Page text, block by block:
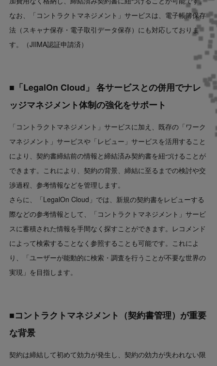
なお、「コントラクトマネジメント」サービスは、電子帳簿保存
法（スキャナ保存・電子取引データ保存）にも対応しておりま
す。（JIIMA認証申請済）
■「LegalOn Cloud」 各サービスとの併用でナレ
ッジマネジメント体制の強化をサポート
「コントラクトマネジメント」サービスに加え、既存の「ワーク
マネジメント」サービスや「レビュー」サービスを活用すること
により、契約書締結前の情報と締結済み契約書を紐づけることが
できます。これにより、契約の背景、締結に至るまでの検討や交
渉過程、参考情報などを管理します。
さらに、「LegalOn Cloud」では、新規の契約書をレビューする
際などの参考情報として、「コントラクトマネジメント」サービ
スに蓄積された情報を手間なく探すことができます。レコメンド
によって検索することなく参照することも可能です。これによ
り、「ユーザーが能動的に検索・調査を行うことが不要な世界の
実現」を目指します。
■コントラクトマネジメント（契約書管理）が重要
な背景
契約は締結して初めて効力が発生し、契約の効力が失われない限